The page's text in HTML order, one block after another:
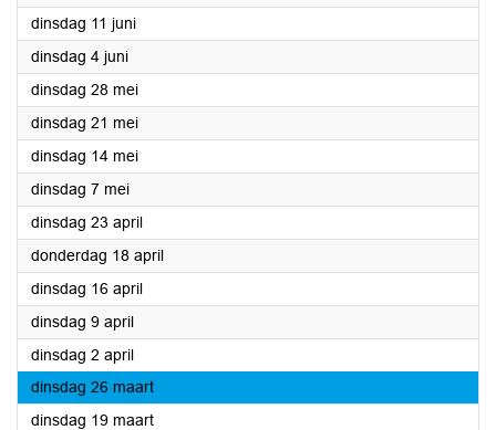
dinsdag 11 juni2024
dinsdag 4 juni2024
dinsdag 28 mei2024
dinsdag 21 mei2024
dinsdag 14 mei2024
dinsdag 7 mei2024
dinsdag 23 april2024
donderdag 18 april2024
dinsdag 16 april2024
dinsdag 9 april2024
dinsdag 2 april2024
dinsdag 26 maart2024
dinsdag 19 maart2024